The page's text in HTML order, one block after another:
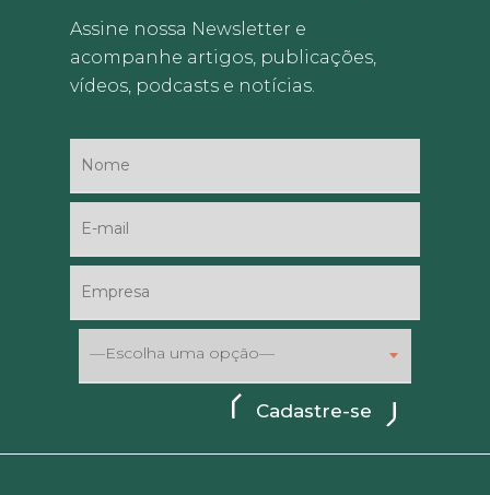
Assine nossa Newsletter e
acompanhe artigos, publicações,
vídeos, podcasts e notícias.
—Escolha uma opção—